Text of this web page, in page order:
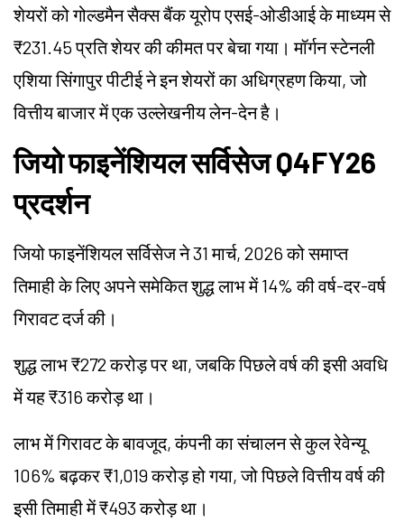
शेयरों को गोल्डमैन सैक्स बैंक यूरोप एसई-ओडीआई के माध्यम से
₹231.45 प्रति शेयर की कीमत पर बेचा गया। मॉर्गन स्टेनली
एशिया सिंगापुर पीटीई ने इन शेयरों का अधिग्रहण किया, जो
वित्तीय बाजार में एक उल्लेखनीय लेन-देन है।
जियो फाइनेंशियल सर्विसेज Q4FY26
प्रदर्शन
जियो फाइनेंशियल सर्विसेज ने 31 मार्च, 2026 को समाप्त
तिमाही के लिए अपने समेकित शुद्ध लाभ में 14% की वर्ष-दर-वर्ष
गिरावट दर्ज की।
शुद्ध लाभ ₹272 करोड़ पर था, जबकि पिछले वर्ष की इसी अवधि
में यह ₹316 करोड़ था।
लाभ में गिरावट के बावजूद, कंपनी का संचालन से कुल रेवेन्यू
106% बढ़कर ₹1,019 करोड़ हो गया, जो पिछले वित्तीय वर्ष की
इसी तिमाही में ₹493 करोड़ था।